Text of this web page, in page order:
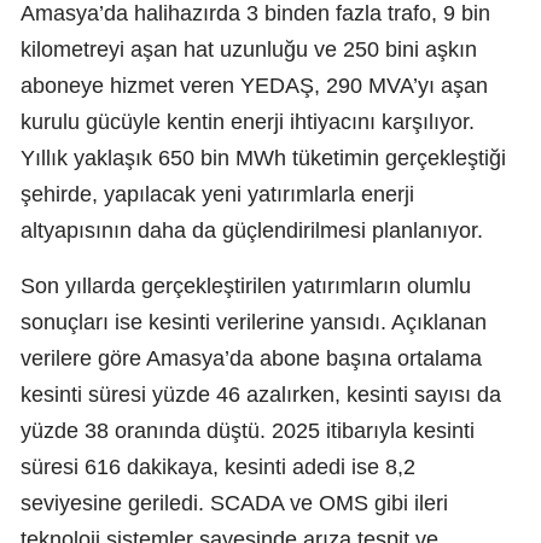
Amasya’da halihazırda 3 binden fazla trafo, 9 bin
kilometreyi aşan hat uzunluğu ve 250 bini aşkın
aboneye hizmet veren YEDAŞ, 290 MVA’yı aşan
kurulu gücüyle kentin enerji ihtiyacını karşılıyor.
Yıllık yaklaşık 650 bin MWh tüketimin gerçekleştiği
şehirde, yapılacak yeni yatırımlarla enerji
altyapısının daha da güçlendirilmesi planlanıyor.
Son yıllarda gerçekleştirilen yatırımların olumlu
sonuçları ise kesinti verilerine yansıdı. Açıklanan
verilere göre Amasya’da abone başına ortalama
kesinti süresi yüzde 46 azalırken, kesinti sayısı da
yüzde 38 oranında düştü. 2025 itibarıyla kesinti
süresi 616 dakikaya, kesinti adedi ise 8,2
seviyesine geriledi. SCADA ve OMS gibi ileri